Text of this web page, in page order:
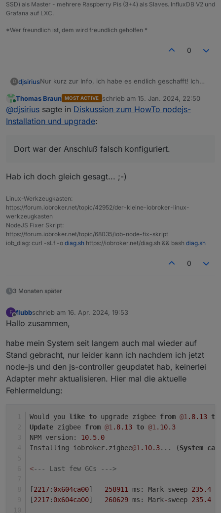
SSD) als Master - mehrere Raspberry Pis (3+4) als Slaves. InfluxDB V2 und
Grafana auf LXC.
*Wer freundlich ist, dem wird freundlich geholfen *
0
D djsiriusNur kurz zur Info, ich habe es endlich geschafft! Ich
Fritzbox getauscht habe, übernommen. Dort war der
Anschluß falsch konfiguriert. Nun funktioniert IPv6 und
somit auch Nodejs und Npm.
Vielen Dank an alle, die mir geholfen haben!
Online
Thomas Braun MOST ACTIVE schrieb am 15. Jan. 2024, 22:50
zuletzt editiert von
@djsirius sagte in Diskussion zum HowTo nodejs-
Installation und upgrade:
Dort war der Anschluß falsch konfiguriert.
Hab ich doch gleich gesagt... ;-)
Linux-Werkzeugkasten:
https://forum.iobroker.net/topic/42952/der-kleine-iobroker-linux-
werkzeugkasten
NodeJS Fixer Skript:
https://forum.iobroker.net/topic/68035/iob-node-fix-skript
iob_diag: curl -sLf -o diag.sh https://iobroker.net/diag.sh && bash diag.sh
0
3 Monaten später
F
Offline
flubbschrieb am 16. Apr. 2024, 19:53
zuletzt editiert von
Hallo zusammen,
habe mein System seit langem auch mal wieder auf
Stand gebracht, nur leider kann ich nachdem ich jetzt
node-js und den js-controller geupdatet hab, keinerlei
Adapter mehr aktualisieren. Hier mal die aktuelle
Fehlermeldung:
Would you like to upgrade zigbee from @1.8.13 to
Update zigbee from @1.8.13 to @1.10.3
NPM version: 10.5.0
Installing iobroker.zigbee@1.10.3... (System
<--- Last few GCs --->
[2217: 0x604ca00] 258911 ms: Mark-sweep 235.4
[2217: 0x604ca00] 260629 ms: Mark-sweep 235.4